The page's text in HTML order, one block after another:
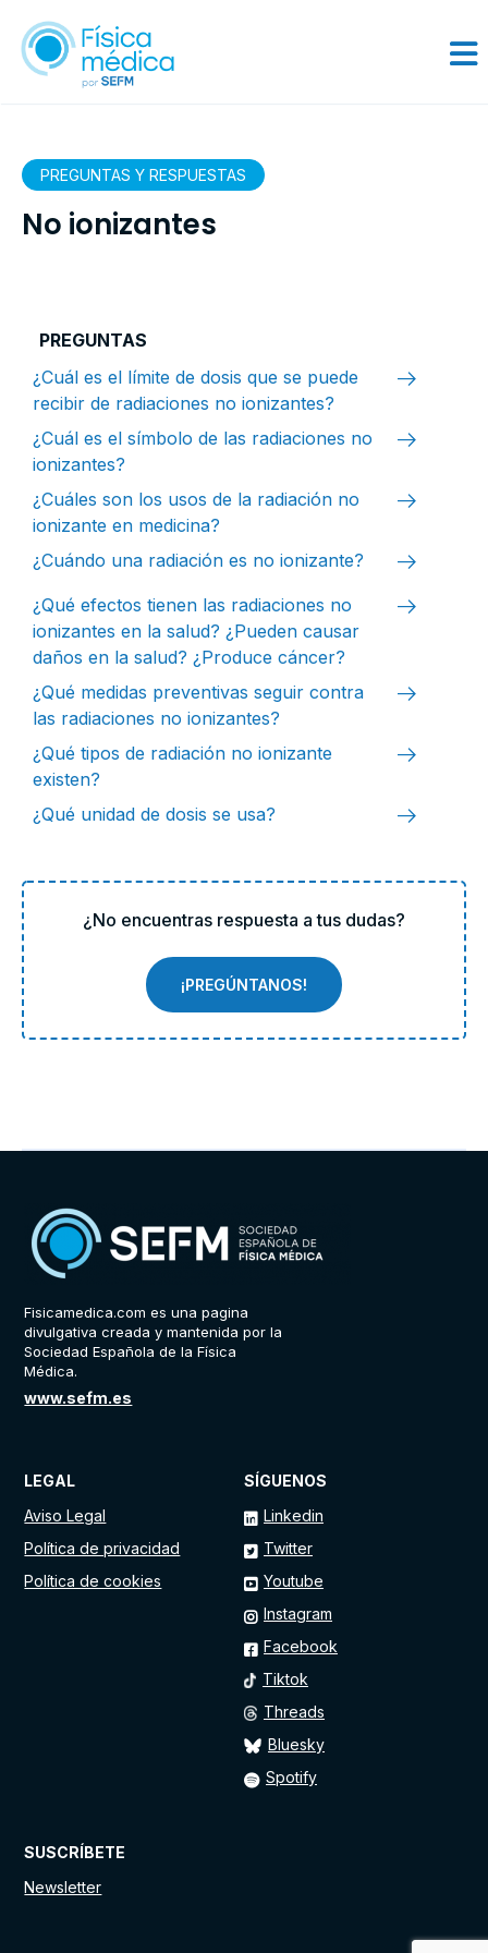
¿No encuentras respuesta a tus dudas?
¡PREGÚNTANOS!
PREGUNTAS Y RESPUESTAS
No ionizantes
PREGUNTAS
¿Cuál es el límite de dosis que se puede
recibir de radiaciones no ionizantes?
arrow_right_alt
¿Cuál es el símbolo de las radiaciones no
ionizantes?
arrow_right_alt
¿Cuáles son los usos de la radiación no
ionizante en medicina?
arrow_right_alt
¿Cuándo una radiación es no ionizante? arrow_right_alt
¿Qué efectos tienen las radiaciones no
ionizantes en la salud? ¿Pueden causar
daños en la salud? ¿Produce cáncer?
arrow_right_alt
¿Qué medidas preventivas seguir contra
las radiaciones no ionizantes?
arrow_right_alt
¿Qué tipos de radiación no ionizante
existen?
arrow_right_alt
¿Qué unidad de dosis se usa? arrow_right_alt
Fisicamedica.com es una pagina
divulgativa creada y mantenida por la
Sociedad Española de la Física
Médica.
www.sefm.es
SUSCRÍBETE
Newsletter
SÍGUENOS
Linkedin
Twitter
Youtube
Instagram
Facebook
Tiktok
Threads
Bluesky
Spotify
LEGAL
Aviso Legal
Política de privacidad
Política de cookies